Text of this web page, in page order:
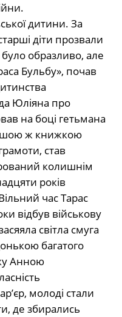
дитини. За
діти прозвали
образливо, але
Бульбу», почав
Юліяна про
на боці гетьмана
ж книжкою
став
колишнім
років
час Тарас
відбув військову
світла смуга
багатого
Анною
молоді стали
де збирались